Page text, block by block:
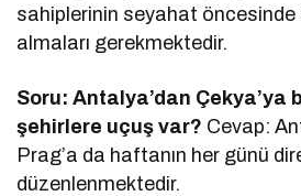
sahiplerinin seyahat öncesinde
almaları gerekmektedir.
Soru: Antalya’dan Çekya’ya
şehirlere uçuş var? Cevap:
Prag’a da haftanın her günü
düzenlenmektedir.